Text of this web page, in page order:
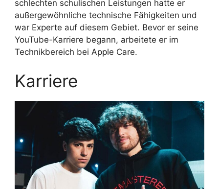
schlechten schulischen Leistungen hatte er
außergewöhnliche technische Fähigkeiten und
war Experte auf diesem Gebiet. Bevor er seine
YouTube-Karriere begann, arbeitete er im
Technikbereich bei Apple Care.
Karriere